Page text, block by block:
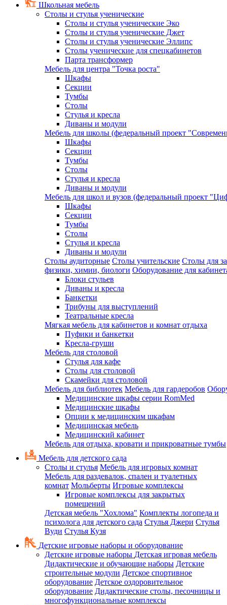
Школьная мебель
Столы и стулья ученические
Столы и стулья ученические Эко
Столы и стулья ученические Джет
Столы и стулья ученические Эллипс
Столы ученические для спецкабинетов
Парта трансформер
Мебель для центра "Точка роста"
Шкафы
Секции
Тумбы
Столы
Стулья и кресла
Диваны и модули
Мебель для школы (федеральный проект
Шкафы
Секции
Тумбы
Столы
Стулья и кресла
Диваны и модули
Мебель для школ и вузов (федеральный проект
Шкафы
Секции
Тумбы
Столы
Стулья и кресла
Диваны и модули
Столы аудиторные Столы учительские Столы для
физики, химии, биологи Оборудование для
Блоки стульев
Диваны и кресла
Банкетки
Трибуны для выступлений
Театральные кресла
Мягкая мебель для кабинетов и комнат отдыха
Пуфики и банкетки
Кресла-груши
Мебель для столовой
Cтулья для кафе
Cтолы для столовой
Скамейки для столовой
Мебель для библиотек Мебель для гардеробов
Медицинские шкафы серии RomMed
Медицинские шкафы
Опции к медицинским шкафам
Медицинская мебель
Медицинский кабинет
Мебель для отдыха, кровати и прикроватные тумбы
Мебель для детского сада
Столы и стулья Мебель для игровых комнат
Мебель для раздевалок, спален и туалетных
комнат Мольберты Игровые комплексы
Игровые комплексы для закрытых
помещений
Детская мебель "Хохлома" Комплекты логопеда и
психолога для детского сада Стулья Джери Стулья
Вуди Стулья Кузя
Детские игровые наборы и оборудование
Детские игровые наборы Детская игровая мебель
Дидактические и обучающие наборы Детские
строительные модули Детское спортивное
оборудование Детское оздоровительное
оборудование Дидактические столы, песочницы и
многофункциональные комплексы